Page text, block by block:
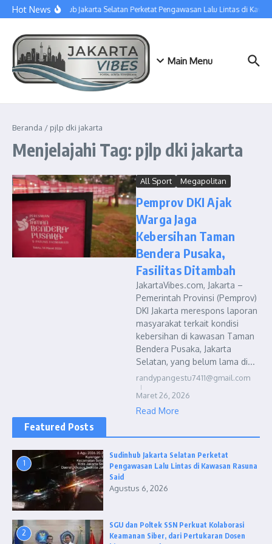
Lewati ke konten
Hot NewsSudinhub Jakarta Selatan Perketat Pengawasan Lalu Lintas di
Main Menu
Beranda / pjlp dki jakarta
Menjelajahi Tag: pjlp dki jakarta
All Sport Megapolitan
Pemprov DKI Ajak
Warga Jaga
Kebersihan Taman
Bendera Pusaka,
Fasilitas Ditambah
JakartaVibes.com, Jakarta –
Pemerintah Provinsi (Pemprov)
DKI Jakarta merespons laporan
masyarakat terkait kondisi
kebersihan di kawasan Taman
Bendera Pusaka, Jakarta
Selatan, yang belum lama di...
randypangestu7411@gmail.com
Maret 26, 2026
Read More
Featured Posts
1
Sudinhub Jakarta Selatan Perketat
Pengawasan Lalu Lintas di Kawasan Rasuna
Said
Agustus 6, 2026
2
SGU dan Poltek SSN Perkuat Kolaborasi
Keamanan Siber, dari Pertukaran Dosen